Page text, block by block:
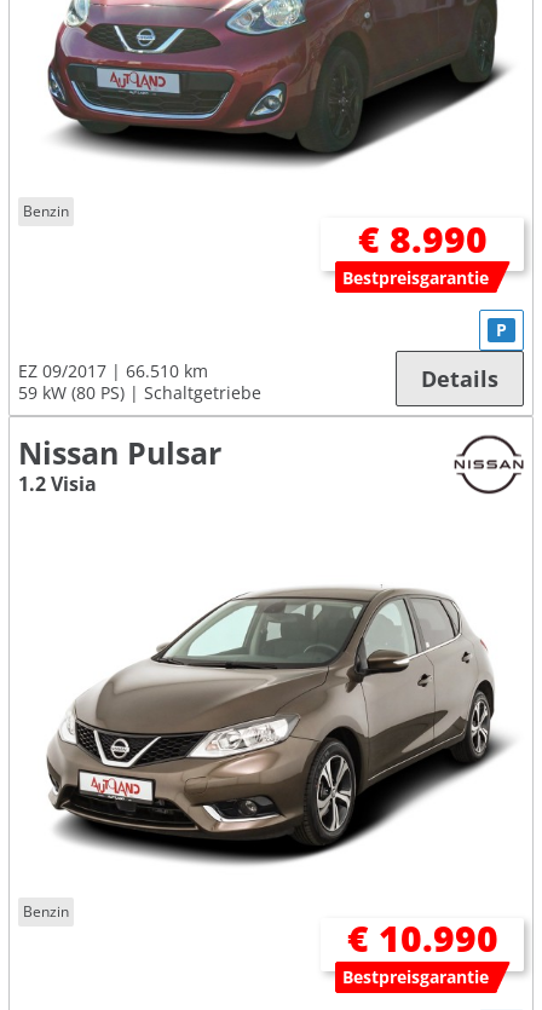
Benzin
€ 8.990
Bestpreisgarantie
EZ 09/2017
66.510 km
59 kW (80 PS)
Schaltgetriebe
P
Details
Nissan Pulsar
1.2 Visia
Benzin
€ 10.990
Bestpreisgarantie